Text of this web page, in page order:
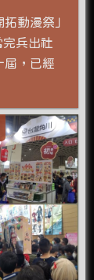
動漫祭」
兵出社
屆，已經